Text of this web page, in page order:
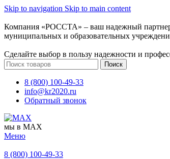
Skip to navigation Skip to main content
Компания «РОССТА» – ваш надежный
муниципальных и образовательных
Сделайте выбор в пользу надежности и
Поиск
8 (800) 100-49-33
info@kr2020.ru
Обратный звонок
мы в MAX
Меню
8 (800) 100-49-33